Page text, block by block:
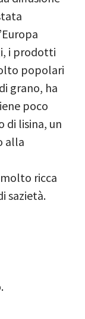
i prodotti
popolari
grano, ha
poco
di lisina, un
alla
ricca
sazietà.